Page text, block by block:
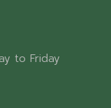
to Friday